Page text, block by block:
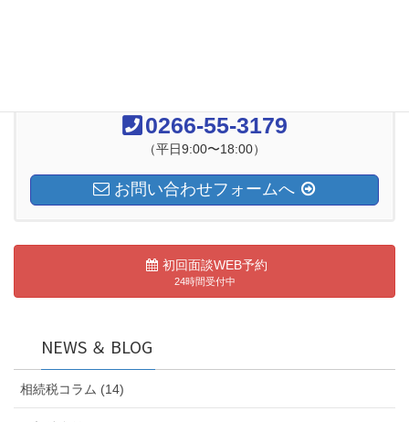
0266-55-3179
（平日9:00〜18:00）
お問い合わせフォームへ
初回面談WEB予約
24時間受付中
NEWS ＆ BLOG
相続税コラム (14)